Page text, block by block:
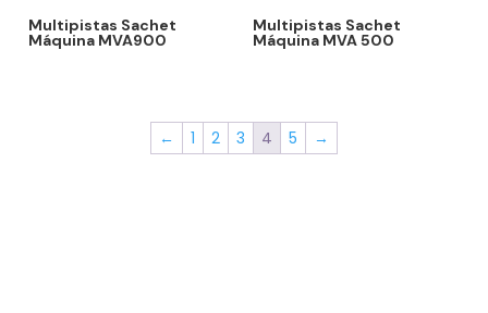
Multipistas Sachet
Máquina MVA900
Multipistas Sachet
Máquina MVA 500
← 1 2 3 4 5 →